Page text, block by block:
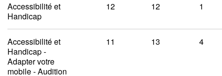
Accessibilité et
Handicap
12 12 1
Accessibilité et
Handicap -
Adapter votre
mobile - Audition
11 13 4